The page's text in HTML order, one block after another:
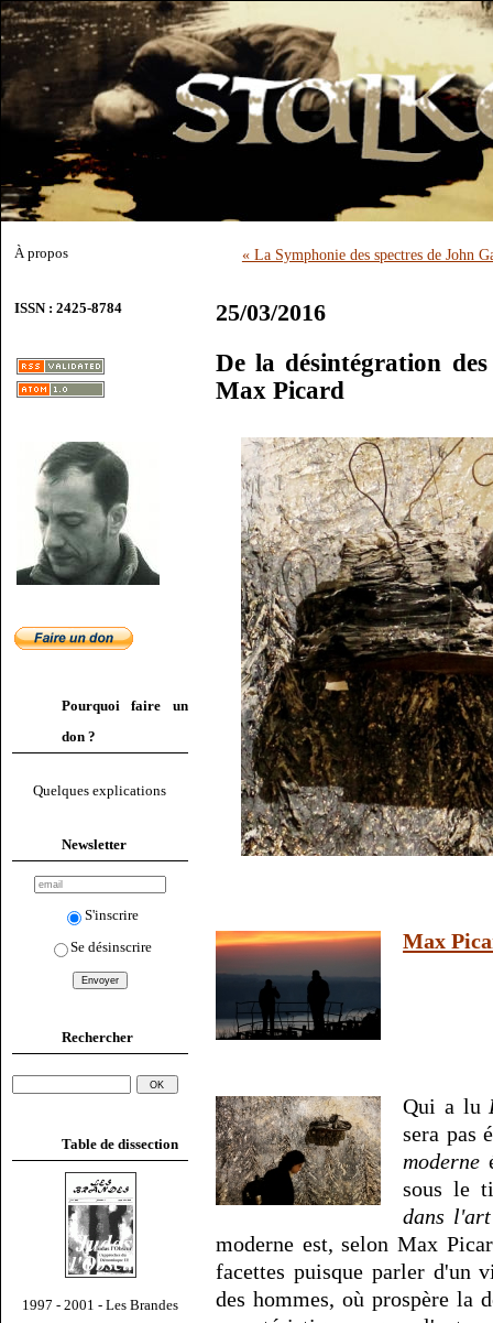
À propos
ISSN : 2425-8784
Pourquoi faire un
don ?
Quelques explications
Newsletter
S'inscrire
Se désinscrire
Rechercher
Table de dissection
1997 - 2001 - Les Brandes
« La Symphonie des spectres de John
25/03/2016
De la désintégration
Max Picard
Max
Qui a lu
sera pas
moderne
sous le
dans
moderne est, selon Max
facettes puisque parler d'un
des hommes, où prospère la